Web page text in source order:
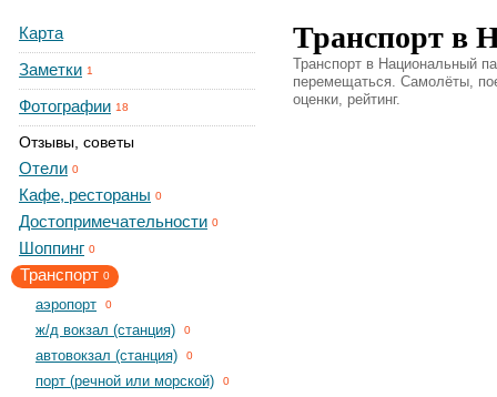
Карта
Заметки 1
Фотографии 18
Отзывы, советы
Отели 0
Кафе, рестораны 0
Достопримечательности 0
Шоппинг 0
Транспорт 0
aэропорт 0
ж/д вокзал (станция) 0
автовокзал (станция) 0
порт (речной или морской) 0
Транспорт в
Транспорт в Национальный
перемещаться. Самолёты,
оценки, рейтинг.